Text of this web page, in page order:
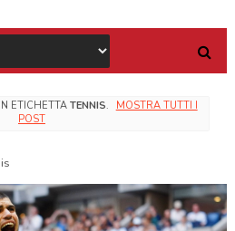
ETICHETTATENNIS.
MOSTRA TUTTI I
POST